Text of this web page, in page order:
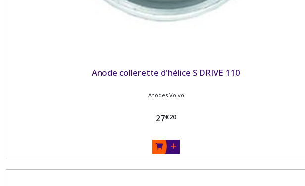
Anode collerette d'hélice S DRIVE 110
Anodes Volvo
27€20